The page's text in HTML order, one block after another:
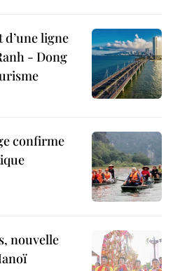
ligne
- Dong
confirme
nouvelle